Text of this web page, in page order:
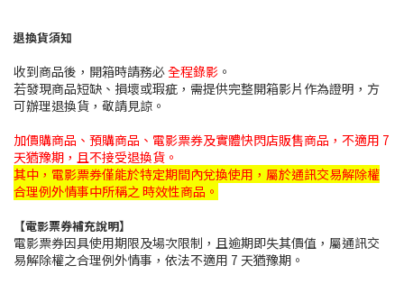
退換貨須知
收到商品後，開箱時請務必全程錄影 。
若發現商品短缺、損壞或瑕疵，需提供完整開箱影片作為證明，方
可辦理退換貨，敬請見諒。
加價購商品、預購商品、電影票券及實體快閃店販售商品，不適用 7
天猶豫期，且不接受退換貨。
其中，電影票券僅能於特定期間內兌換使用，屬於通訊交易解除權
合理例外情事中所稱之 時效性商品。
【電影票券補充說明】
電影票券因具使用期限及場次限制，且逾期即失其價值，屬通訊交
易解除權之合理例外情事，依法不適用 7 天猶豫期。